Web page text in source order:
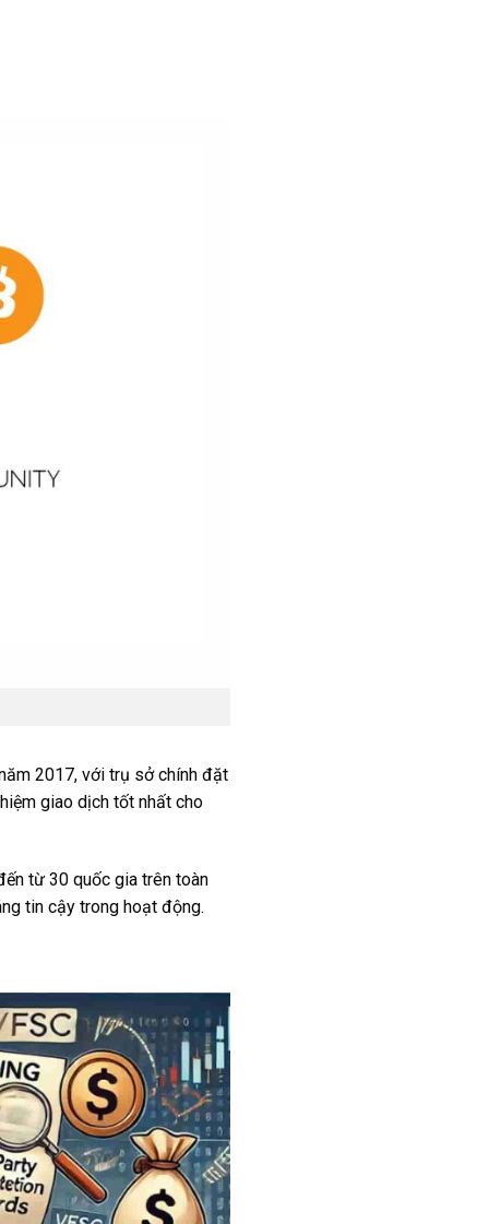
2017, với trụ sở chính đặt
giao dịch tốt nhất cho
từ 30 quốc gia trên toàn
tin cậy trong hoạt động.